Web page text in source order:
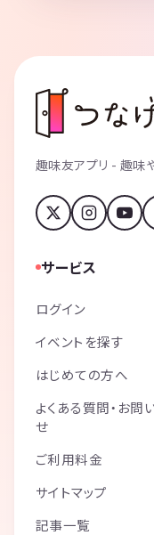
趣味友アプリ - 趣味
サービス
ログイン
イベントを探す
はじめての方へ
よくある質問・お問
せ
ご利用料金
サイトマップ
記事一覧